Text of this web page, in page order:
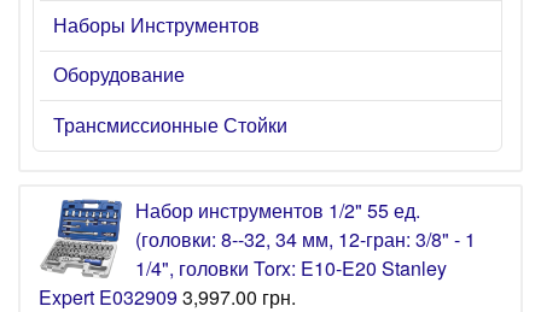
Наборы Инструментов
Оборудование
Трансмиссионные Стойки
Набор инструментов 1/2" 55 ед.
(головки: 8--32, 34 мм, 12-гран: 3/8" - 1
1/4", головки Torx: E10-E20 Stanley
Expert E0329093,997.00 грн.